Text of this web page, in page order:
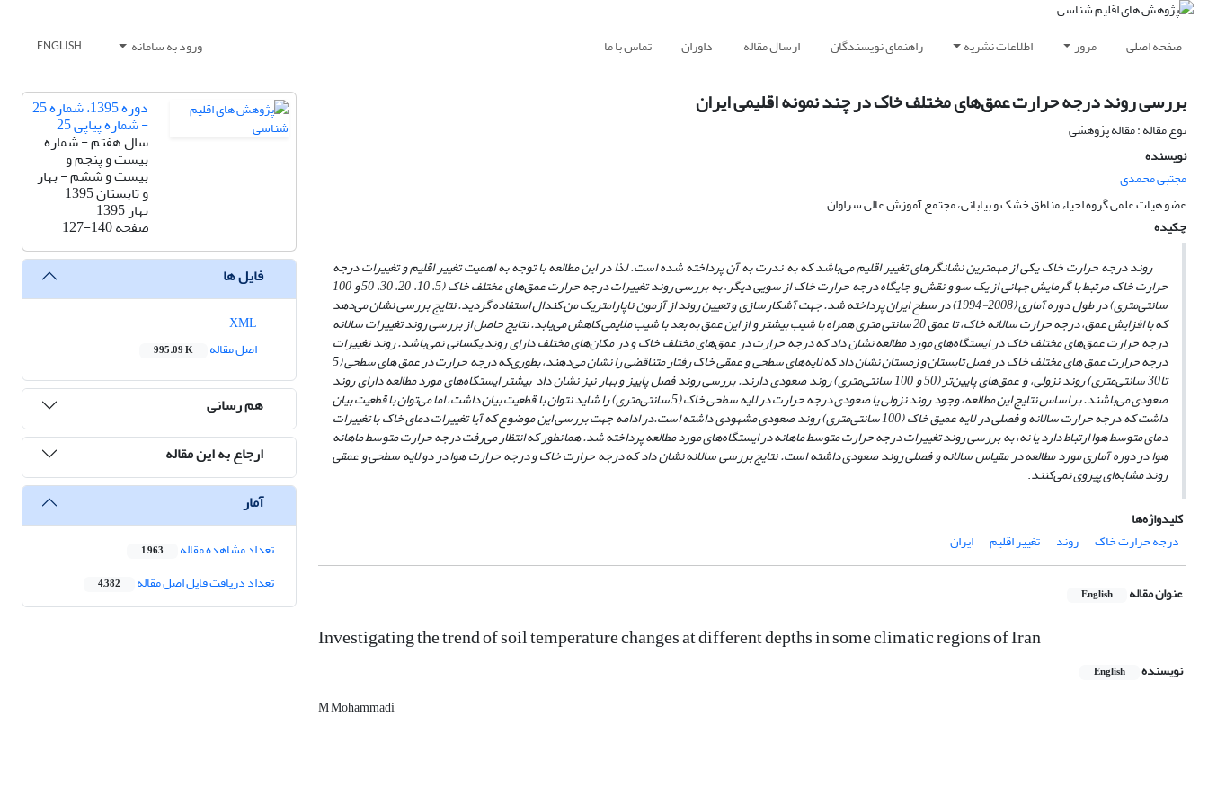
صفحه اصلی مرور اطلاعات نشریه راهنمای نویسندگان ارسال مقاله داوران تماس با ما ورود به سامانه ENGLISH
بررسی روند درجه حرارت عمق‌های مختلف خاک در چند نمونه اقلیمی ایران
نوع مقاله : مقاله پژوهشی
نویسنده
مجتبی محمدی
عضو هیات علمی گروه احیاء مناطق خشک و بیابانی، مجتمع آموزش عالی سراوان
چکیده
روند درجه حرارت خاک یکی از مهمترین نشانگرهای تغییر اقلیم می‌باشد که به ندرت به آن پرداخته شده است. لذا در این مطالعه با توجه به اهمیت تغییر اقلیم و تغییرات درجه
حرارت خاک مرتبط با گرمایش جهانی از یک سو و نقش و جایگاه درجه حرارت خاک از سویی دیگر، به بررسی روند تغییرات درجه حرارت عمق‌های مختلف خاک (5، 10، 20، 30، 50 و 100
سانتی‌متری) در طول دوره آماری (2008-1994) در سطح ایران پرداخته شد. جهت آشکارسازی و تعیین روند از آزمون ناپارامتریک من –کندال استفاده گردید. نتایج بررسی نشان می‌دهد
که با افزایش عمق، درجه حرارت سالانه خاک، تا عمق 20 سانتی متری همراه با شیب بیشتر و از این عمق به بعد با شیب ملایمی کاهش می‌یابد. نتایج حاصل از بررسی روند تغییرات سالانه
درجه حرارت عمق‌های مختلف خاک در ایستگاه‌های مورد مطالعه نشان داد که درجه حرارت در عمق‌های مختلف خاک و در مکان‌های مختلف دارای روند یکسانی نمی‌باشد.روند تغییرات
درجه حرارت عمق های مختلف خاک در فصل تابستان و زمستان نشان داد که لایه‌های سطحی و عمقی خاک رفتار متناقضی را نشان می‌دهند، بطوری‌که درجه حرارت در عمق های سطحی (5
تا30 سانتی‌متری) روند نزولی، و عمق‌های پایین‌تر (50 و 100 سانتی‌متری) روند صعودی دارند. بررسی روند فصل پاییز و بهار نیز نشان داد بیشتر ایستگاه‌های مورد مطالعه دارای روند
صعودی می‌باشند. بر اساس نتایج این مطالعه، وجود روند نزولی یا صعودی درجه حرارت در لایه سطحی خاک (5 سانتی‌متری) را شاید نتوان با قطعیت بیان داشت، اما می‌توان با قطعیت بیان
داشت که درجه حرارت سالانه و فصلی در لایه عمیق خاک (100 سانتی‌متری) روند صعودی مشهودی داشته است. در ادامه جهت بررسی این موضوع که آیا تغییرات دمای خاک با تغییرات
دمای متوسط هوا ارتباط دارد یا نه، به بررسی روند تغییرات درجه حرارت متوسط ماهانه در ایستگاه‌های مورد مطالعه پرداخته شد. همانطور که انتظار می‌رفت درجه حرارت متوسط ماهانه
هوا در دوره آماری مورد مطالعه در مقیاس سالانه و فصلی روند صعودی داشته است. نتایج بررسی سالانه نشان داد که درجه حرارت خاک و درجه حرارت هوا در دو لایه سطحی و عمقی
روند مشابه‌ای پیروی نمی‌کنند.
کلیدواژه‌ها
درجه حرارت خاک
روند تغییر اقلیم ایران
عنوان مقاله English
Investigating the trend of soil temperature changes at different depths in some climatic regions of Iran
نویسنده English
M Mohammadi
دوره 1395، شماره 25
- شماره پیاپی 25
سال هفتم - شماره
بیست و پنجم و
بیست و ششم - بهار
و تابستان 1395
بهار 1395
صفحه127-140
فایل ها
اصل مقاله
995.09 K
هم رسانی
ارجاع به این مقاله
آمار
تعداد مشاهده مقاله 1,963
تعداد دریافت فایل اصل مقاله 4,382